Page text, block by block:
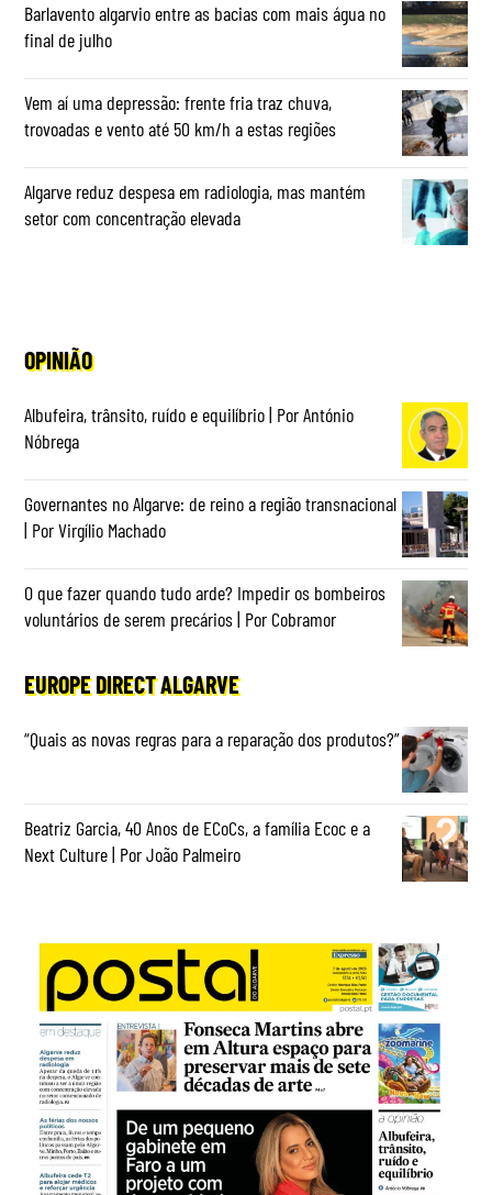
Barlavento algarvio entre as bacias com mais água no
final de julho
Vem aí uma depressão: frente fria traz chuva,
trovoadas e vento até 50 km/h a estas regiões
Algarve reduz despesa em radiologia, mas mantém
setor com concentração elevada
OPINIÃO
Albufeira, trânsito, ruído e equilíbrio | Por António
Nóbrega
Governantes no Algarve: de reino a região transnacional
| Por Virgílio Machado
O que fazer quando tudo arde? Impedir os bombeiros
voluntários de serem precários | Por Cobramor
EUROPE DIRECT ALGARVE
“Quais as novas regras para a reparação dos produtos?”
Beatriz Garcia, 40 Anos de ECoCs, a família Ecoc e a
Next Culture | Por João Palmeiro